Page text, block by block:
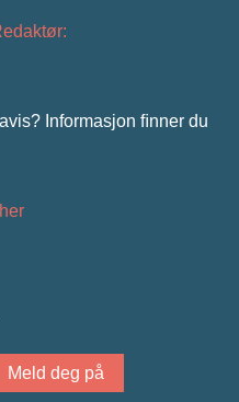
Informasjon ﬁnner du
her